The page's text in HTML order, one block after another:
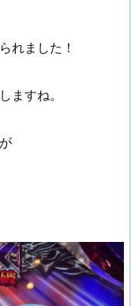
れました！
ますね。